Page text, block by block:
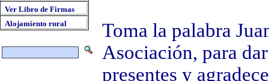
Ver Libro de Firmas
Alojamiento rural
Toma la palabra
Asociación, para
presentes y